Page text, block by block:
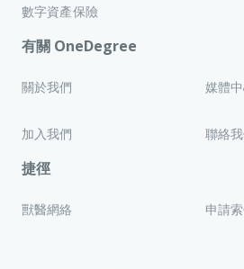
數字資產保險
有關 OneDegree
關於我們 媒體
加入我們 聯絡
捷徑
獸醫網絡 申請